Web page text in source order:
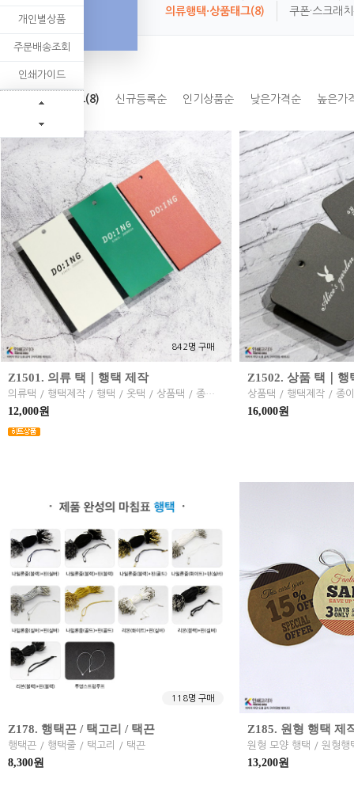
의류행택·상품태그(8) 쿠폰·스크래
의류행택·상품태그(8) 신규등록순 인기상품순 낮은가격순 높은가
842명 구매
Z1501. 의류 택｜행택 제작
의류택 / 행택제작 / 행택 / 옷택 / 상품택 / 종이택
12,000원
Z1502. 상품 택｜행
상품택 / 행택제작 / 종
16,000원
118명 구매
Z178. 행택끈 / 택고리 / 택끈
행택끈 / 행택줄 / 택고리 / 택끈
8,300원
Z185. 원형 행택 제
13,200원
개인별상품
주문배송조회
인쇄가이드